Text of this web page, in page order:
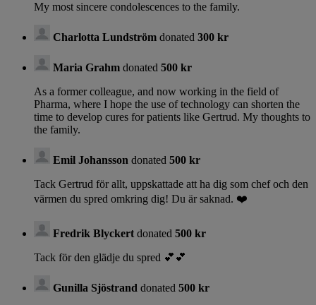
My most sincere condolescences to the family.
Charlotta Lundström donated 300 kr
Maria Grahm donated 500 kr
As a former colleague, and now working in the field of
Pharma, where I hope the use of technology can shorten the
time to develop cures for patients like Gertrud. My thoughts to
the family.
Emil Johansson donated 500 kr
Tack Gertrud för allt, uppskattade att ha dig som chef och den
värmen du spred omkring dig! Du är saknad. ❤️
Fredrik Blyckert donated 500 kr
Tack för den glädje du spred 💕💕
Gunilla Sjöstrand donated 500 kr